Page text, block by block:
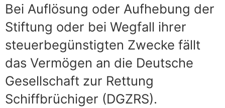
Bei Auflösung oder Aufhebung der
Stiftung oder bei Wegfall ihrer
steuerbegünstigten Zwecke fällt
das Vermögen an die Deutsche
Gesellschaft zur Rettung
Schiffbrüchiger (DGZRS).